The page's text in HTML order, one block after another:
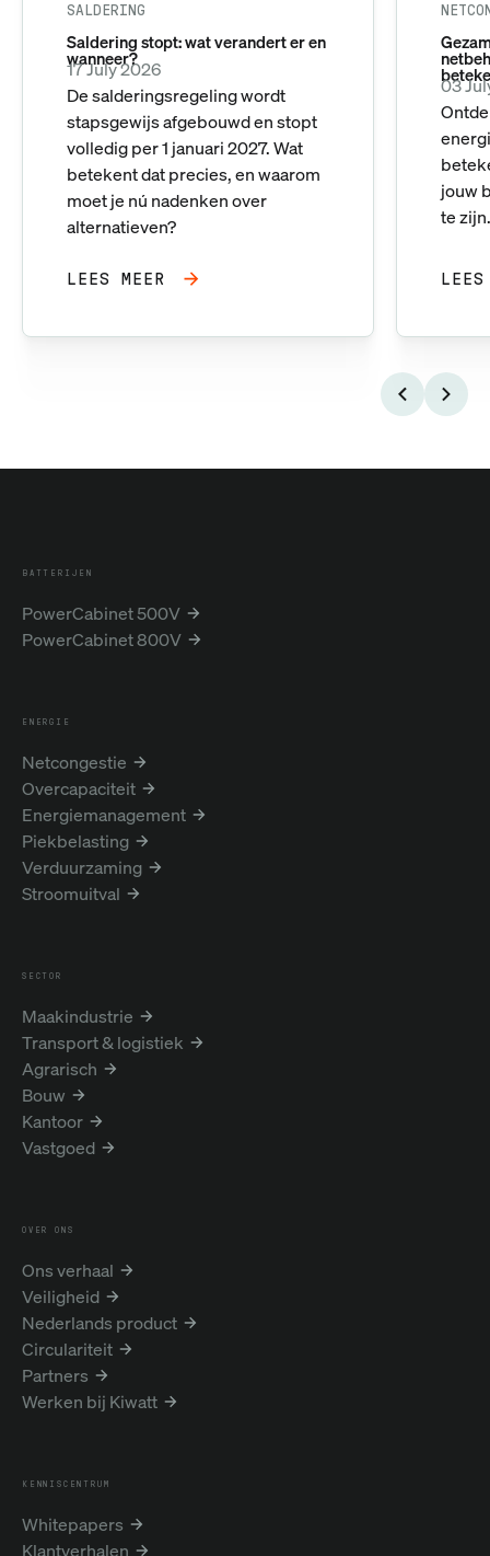
SALDERING
Saldering stopt: wat verandert er en
wanneer?
17 July 2026
De salderingsregeling wordt
stapsgewijs afgebouwd en stopt
volledig per 1 januari 2027. Wat
betekent dat precies, en waarom
moet je nú nadenken over
alternatieven?
LEES MEER
03
jouw
te
LEES
BATTERIJEN
PowerCabinet 500V
PowerCabinet 800V
ENERGIE
Netcongestie
Overcapaciteit
Energiemanagement
Piekbelasting
Verduurzaming
Stroomuitval
SECTOR
Maakindustrie
Transport & logistiek
Agrarisch
Bouw
Kantoor
Vastgoed
OVER ONS
Ons verhaal
Veiligheid
Nederlands product
Circulariteit
Partners
Werken bij Kiwatt
KENNISCENTRUM
Whitepapers
Klantverhalen